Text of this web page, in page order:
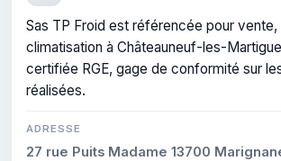
Sas TP Froid est référencée pour vente,
climatisation à Châteauneuf-les-
certifiée RGE, gage de conformité sur
réalisées.
ADRESSE
27 rue Puits Madame 13700